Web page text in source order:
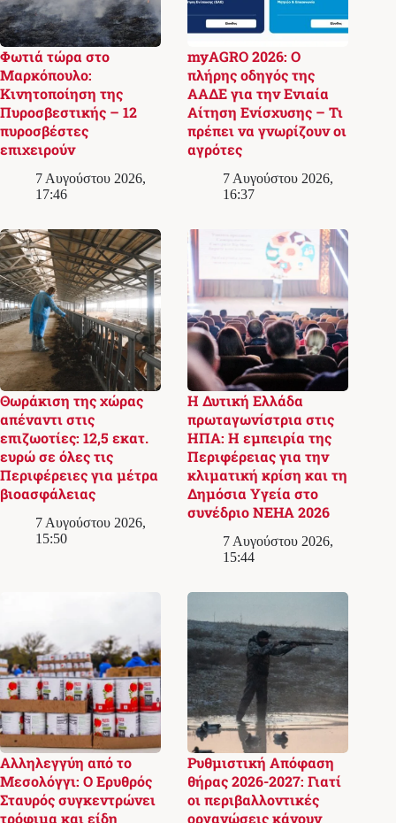
Φωτιά τώρα στο
Μαρκόπουλο:
Κινητοποίηση της
Πυροσβεστικής – 12
πυροσβέστες
επιχειρούν
7 Αυγούστου 2026,
17:46
myAGRO 2026: Ο
πλήρης οδηγός της
ΑΑΔΕ για την Ενιαία
Αίτηση Ενίσχυσης – Τι
πρέπει να γνωρίζουν οι
αγρότες
7 Αυγούστου 2026,
16:37
Θωράκιση της χώρας
απέναντι στις
επιζωοτίες: 12,5 εκατ.
ευρώ σε όλες τις
Περιφέρειες για μέτρα
βιοασφάλειας
7 Αυγούστου 2026,
15:50
Η Δυτική Ελλάδα
πρωταγωνίστρια στις
ΗΠΑ: Η εμπειρία της
Περιφέρειας για την
κλιματική κρίση και τη
Δημόσια Υγεία στο
συνέδριο NEHA 2026
7 Αυγούστου 2026,
15:44
Αλληλεγγύη από το
Μεσολόγγι: Ο Ερυθρός
Σταυρός συγκεντρώνει
τρόφιμα και είδη
Ρυθμιστική Απόφαση
θήρας 2026-2027: Γιατί
οι περιβαλλοντικές
οργανώσεις κάνουν